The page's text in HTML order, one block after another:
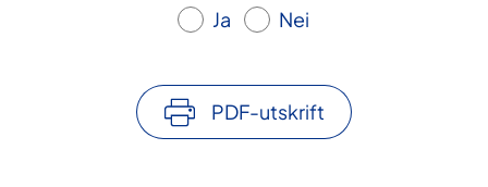
Ja Nei
PDF-utskrift